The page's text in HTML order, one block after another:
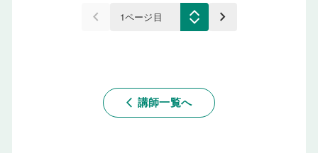
keyboard_arrow_left keyboard_arrow_right
arrow_back_ios 講師一覧へ